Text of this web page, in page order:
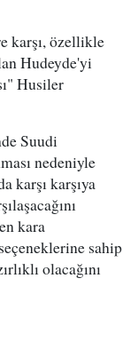
karşı, özellikle
Hudeyde'yi
Husiler
Suudi
nedeniyle
karşı karşıya
kara
sahip
olacağını